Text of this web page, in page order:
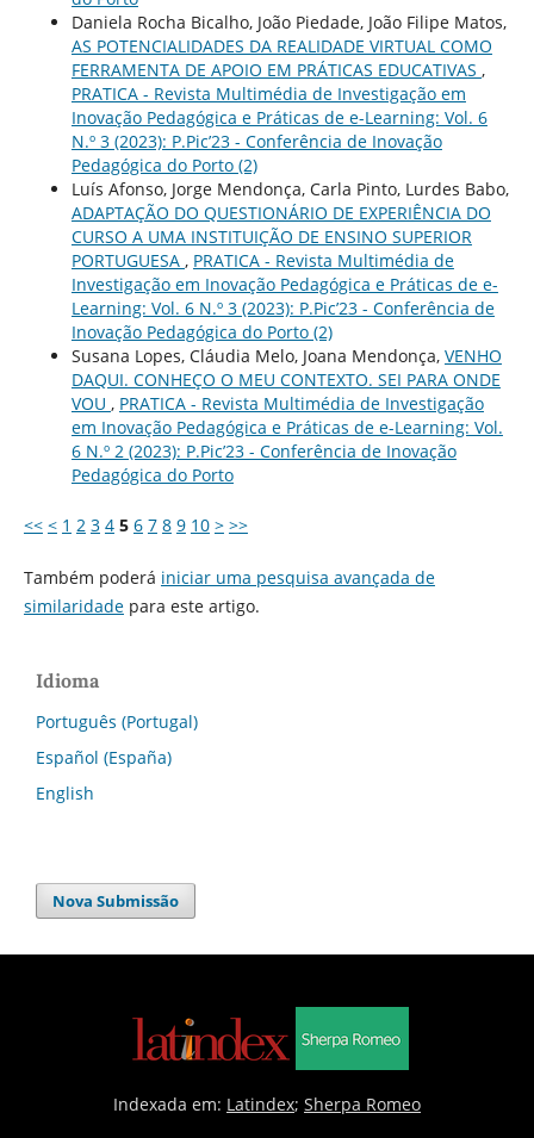
Daniela Rocha Bicalho, João Piedade, João Filipe Matos,
AS POTENCIALIDADES DA REALIDADE VIRTUAL COMO
FERRAMENTA DE APOIO EM PRÁTICAS EDUCATIVAS ,
PRATICA - Revista Multimédia de Investigação em
Inovação Pedagógica e Práticas de e-Learning: Vol. 6
N.º 3 (2023): P.Pic’23 - Conferência de Inovação
Pedagógica do Porto (2)
Luís Afonso, Jorge Mendonça, Carla Pinto, Lurdes Babo,
ADAPTAÇÃO DO QUESTIONÁRIO DE EXPERIÊNCIA DO
CURSO A UMA INSTITUIÇÃO DE ENSINO SUPERIOR
PORTUGUESA , PRATICA - Revista Multimédia de
Investigação em Inovação Pedagógica e Práticas de e-
Learning: Vol. 6 N.º 3 (2023): P.Pic’23 - Conferência de
Inovação Pedagógica do Porto (2)
Susana Lopes, Cláudia Melo, Joana Mendonça, VENHO
DAQUI. CONHEÇO O MEU CONTEXTO. SEI PARA ONDE
VOU , PRATICA - Revista Multimédia de Investigação
em Inovação Pedagógica e Práticas de e-Learning: Vol.
6 N.º 2 (2023): P.Pic’23 - Conferência de Inovação
Pedagógica do Porto
<< < 1 2 3 4 5 6 7 8 9 10 > >>
Também poderá iniciar uma pesquisa avançada de
similaridadepara este artigo.
Idioma
Português (Portugal)
Español (España)
English
Nova Submissão
Indexada em: Latindex; Sherpa Romeo